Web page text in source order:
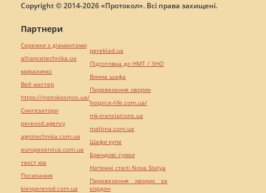
Copyright © 2014-2026 «Протокол». Всі права захищені.
Партнери
Сережки з діамантами
alliancetechnika.ua
миралинкс
Веб мастер
https://motokosmos.ua/
Синтезатори
perevod.agency
agrotechnika.com.ua
europeservice.com.ua
текст юа
Посилання
kievperevod.com.ua
pereklad.ua
Підготовка до НМТ / ЗНО
Винна шафа
Перевезення хворих
hospice-life.com.ua/
mk-translations.ua
maltina.com.ua
Шафи купе
Брендові сумки
Натяжні стелі Nova Stelya
Перевезення хворих за
кордон